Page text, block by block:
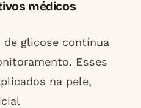
médicos
de glicose contínua
Esses
na pele,